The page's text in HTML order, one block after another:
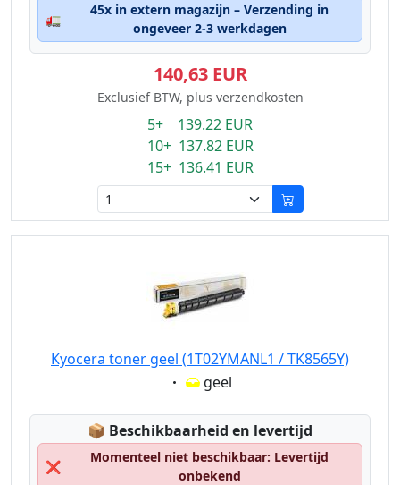
🚛
45x in extern magazijn – Verzending in
ongeveer 2-3 werkdagen
140,63 EUR
Exclusief BTW, plus verzendkosten
5+ 139.22 EUR
10+ 137.82 EUR
15+ 136.41 EUR
Kyocera toner geel (1T02YMANL1 / TK8565Y)
Eigenschaft:
geel
📦 Lagerstatus:
Beschikbaarheid en levertijd
❌
Momenteel niet beschikbaar: Levertijd
onbekend